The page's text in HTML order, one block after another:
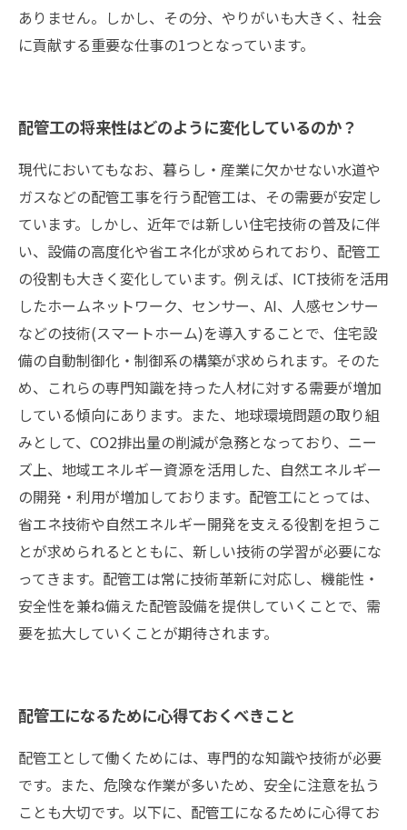
ありません。しかし、その分、やりがいも大きく、社会
に貢献する重要な仕事の1つとなっています。
配管工の将来性はどのように変化しているのか？
現代においてもなお、暮らし・産業に欠かせない水道や
ガスなどの配管工事を行う配管工は、その需要が安定し
ています。しかし、近年では新しい住宅技術の普及に伴
い、設備の高度化や省エネ化が求められており、配管工
の役割も大きく変化しています。例えば、ICT技術を活用
したホームネットワーク、センサー、AI、人感センサー
などの技術(スマートホーム)を導入することで、住宅設
備の自動制御化・制御系の構築が求められます。そのた
め、これらの専門知識を持った人材に対する需要が増加
している傾向にあります。また、地球環境問題の取り組
みとして、CO2排出量の削減が急務となっており、ニー
ズ上、地域エネルギー資源を活用した、自然エネルギー
の開発・利用が増加しております。配管工にとっては、
省エネ技術や自然エネルギー開発を支える役割を担うこ
とが求められるとともに、新しい技術の学習が必要にな
ってきます。配管工は常に技術革新に対応し、機能性・
安全性を兼ね備えた配管設備を提供していくことで、需
要を拡大していくことが期待されます。
配管工になるために心得ておくべきこと
配管工として働くためには、専門的な知識や技術が必要
です。また、危険な作業が多いため、安全に注意を払う
ことも大切です。以下に、配管工になるために心得てお